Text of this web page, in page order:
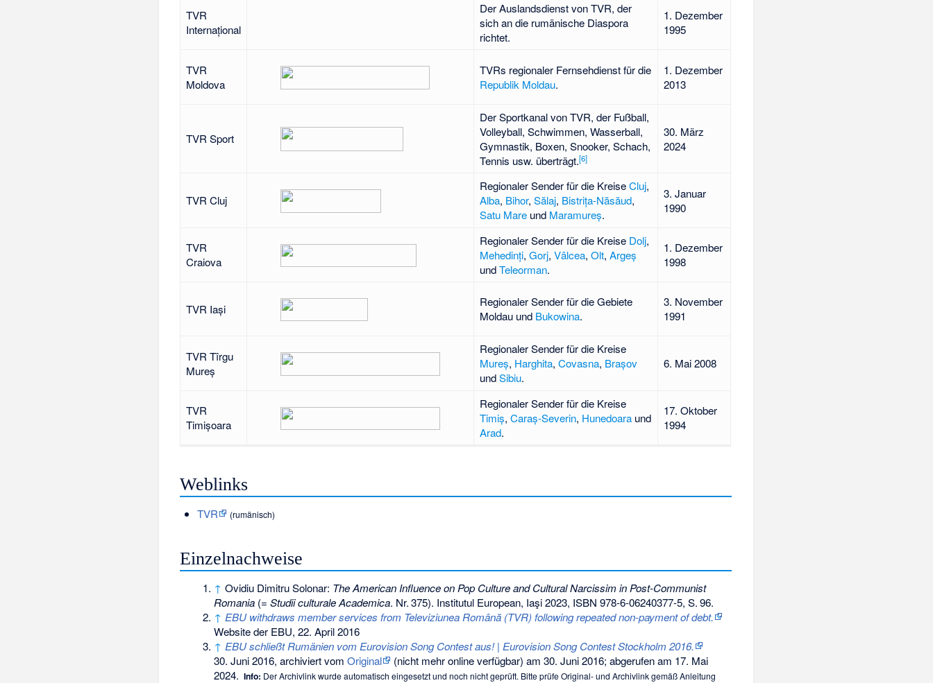
TVR
Internațional
Der Auslandsdienst von TVR, der
sich an die rumänische Diaspora
richtet.
1. Dezember
1995
TVR
Moldova
TVRs regionaler Fernsehdienst für die
Republik Moldau.
1. Dezember
2013
TVR Sport
Der Sportkanal von TVR, der Fußball,
Volleyball, Schwimmen, Wasserball,
Gymnastik, Boxen, Snooker, Schach,
Tennis usw. überträgt.[6]
30. März
2024
TVR Cluj
Regionaler Sender für die KreiseCluj,
Alba, Bihor, Sălaj, Bistrița-Năsăud,
Satu Mareund Maramureș.
3. Januar
1990
TVR
Craiova
Regionaler Sender für die Kreise Dolj,
Mehedinți, Gorj, Vâlcea, Olt, Argeș
undTeleorman.
1. Dezember
1998
TVR Iași
Regionaler Sender für die Gebiete
Moldau und Bukowina.
3. November
1991
TVR Tîrgu
Mureș
Regionaler Sender für die Kreise
Mureș, Harghita, Covasna, Brașov
undSibiu.
6. Mai 2008
TVR
Timișoara
Regionaler Sender für die Kreise
Timiș, Caraș-Severin, Hunedoaraund
Arad.
17. Oktober
1994
Weblinks
TVR (rumänisch)
Einzelnachweise
↑ Ovidiu Dimitru Solonar: The American Influence on Pop Culture and Cultural Narcissim in Post-Communist
Romania (= Studii culturale Academica. Nr.375). Institutul European, Iaşi 2023, ISBN 978-6-06240377-5,S.96.
↑ EBU withdraws member services from Televiziunea Română (TVR) following repeated non-payment of debt.
Website der EBU, 22. April 2016
↑ EBU schließt Rumänien vom Eurovision Song Contest aus! | Eurovision Song Contest Stockholm 2016.
30. Juni 2016, archiviert vom Original (nicht mehr online verfügbar) am 30. Juni 2016; abgerufen am 17. Mai
2024. Info: Der Archivlink wurde automatisch eingesetzt und noch nicht geprüft. Bitte prüfe Original- und Archivlink gemäßAnleitung